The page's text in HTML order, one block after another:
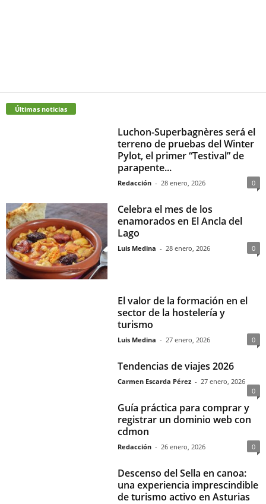
Últimas noticias
Luchon-Superbagnères será el
terreno de pruebas del Winter
Pylot, el primer “Testival” de
parapente...
Redacción - 28 enero, 2026 0
Celebra el mes de los
enamorados en El Ancla del
Lago
Luis Medina - 28 enero, 2026 0
El valor de la formación en el
sector de la hostelería y
turismo
Luis Medina - 27 enero, 2026 0
Tendencias de viajes 2026
Carmen Escarda Pérez - 27 enero, 2026
0
Guía práctica para comprar y
registrar un dominio web con
cdmon
Redacción - 26 enero, 2026 0
Descenso del Sella en canoa:
una experiencia imprescindible
de turismo activo en Asturias